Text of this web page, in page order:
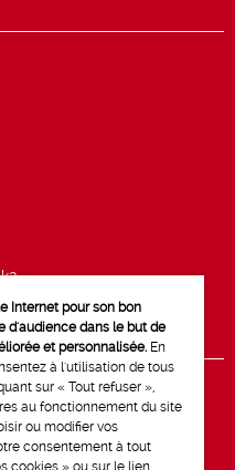
Internet pour son bon
d'audience dans le but de
et personnalisée. En
à l'utilisation de tous
sur « Tout refuser »,
au fonctionnement du site
ou modifier vos
consentement à tout
cookies » ou sur le lien